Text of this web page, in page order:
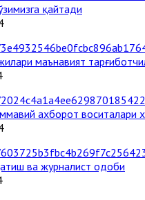
қайтади
маънавият
ахборот воситалари
ва журналист одоби